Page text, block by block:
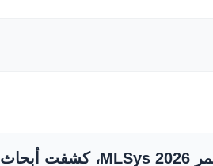
لقد تم كسر “عنق زجاجة الكيرنل”. في مؤتمر MLSys 2026، كشفت أبحاث